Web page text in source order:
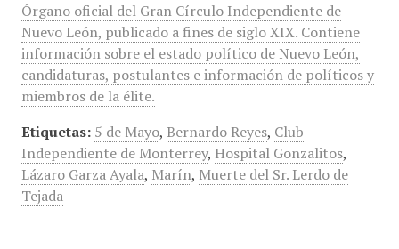
Órgano oficial del Gran Círculo Independiente de
Nuevo León, publicado a fines de siglo XIX. Contiene
información sobre el estado político de Nuevo León,
candidaturas, postulantes e información de políticos y
miembros de la élite.
Etiquetas: 5 de Mayo, Bernardo Reyes, Club
Independiente de Monterrey, Hospital Gonzalitos,
Lázaro Garza Ayala, Marín, Muerte del Sr. Lerdo de
Tejada